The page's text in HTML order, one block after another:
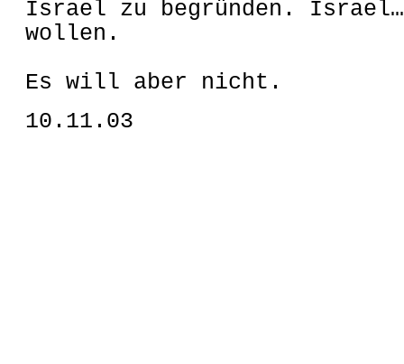
Israel zu begründen. Israel…
wollen.
Es will aber nicht.
10.11.03